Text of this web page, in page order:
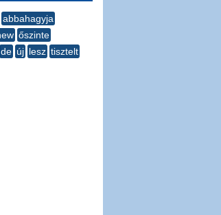
abbahagyja
őszinte
de új lesz tisztelt